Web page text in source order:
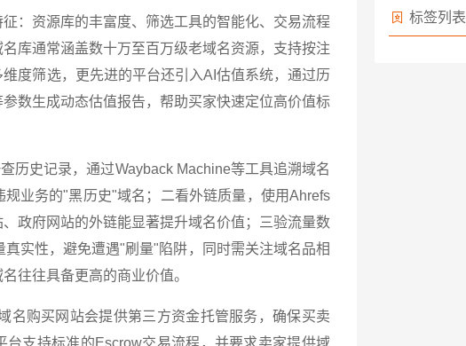
：资源库的丰富度、筛选工具的智能化、交易流程
库通常涵盖数十万至百万级老域名资源，支持按注
度筛选，更先进的平台还引入AI估值系统，通过历
数生成动态估值报告，帮助买家快速定位高价值标
历史记录，通过Wayback Machine等工具追溯域名
业务的"黑历史"域名；二看外链质量，使用Ahrefs
政府网站的外链能显著提升域名价值；三验流量数
实性，避免遭遇"刷量"陷阱，同时需关注域名品相
往往具备更高的商业价值。
名购买网站会提供第三方资金托管服务，确保买卖
台支持标准的Escrow交易流程，并要求卖家提供域
标签列表